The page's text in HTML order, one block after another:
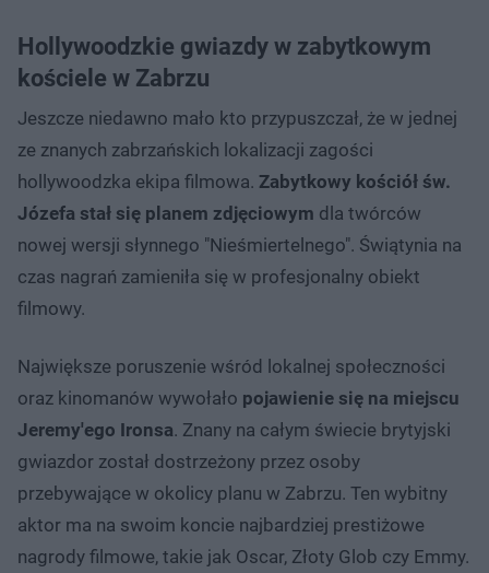
Hollywoodzkie gwiazdy w zabytkowym
kościele w Zabrzu
Jeszcze niedawno mało kto przypuszczał, że w jednej
ze znanych zabrzańskich lokalizacji zagości
hollywoodzka ekipa filmowa. Zabytkowy kościół św.
Józefa stał się planem zdjęciowym dla twórców
nowej wersji słynnego "Nieśmiertelnego". Świątynia na
czas nagrań zamieniła się w profesjonalny obiekt
filmowy.
Największe poruszenie wśród lokalnej społeczności
oraz kinomanów wywołało pojawienie się na miejscu
Jeremy'ego Ironsa. Znany na całym świecie brytyjski
gwiazdor został dostrzeżony przez osoby
przebywające w okolicy planu w Zabrzu. Ten wybitny
aktor ma na swoim koncie najbardziej prestiżowe
nagrody filmowe, takie jak Oscar, Złoty Glob czy Emmy.